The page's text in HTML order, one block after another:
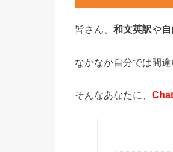
皆さん、 和文英訳や
なかなか自分では間
そんなあなたに、